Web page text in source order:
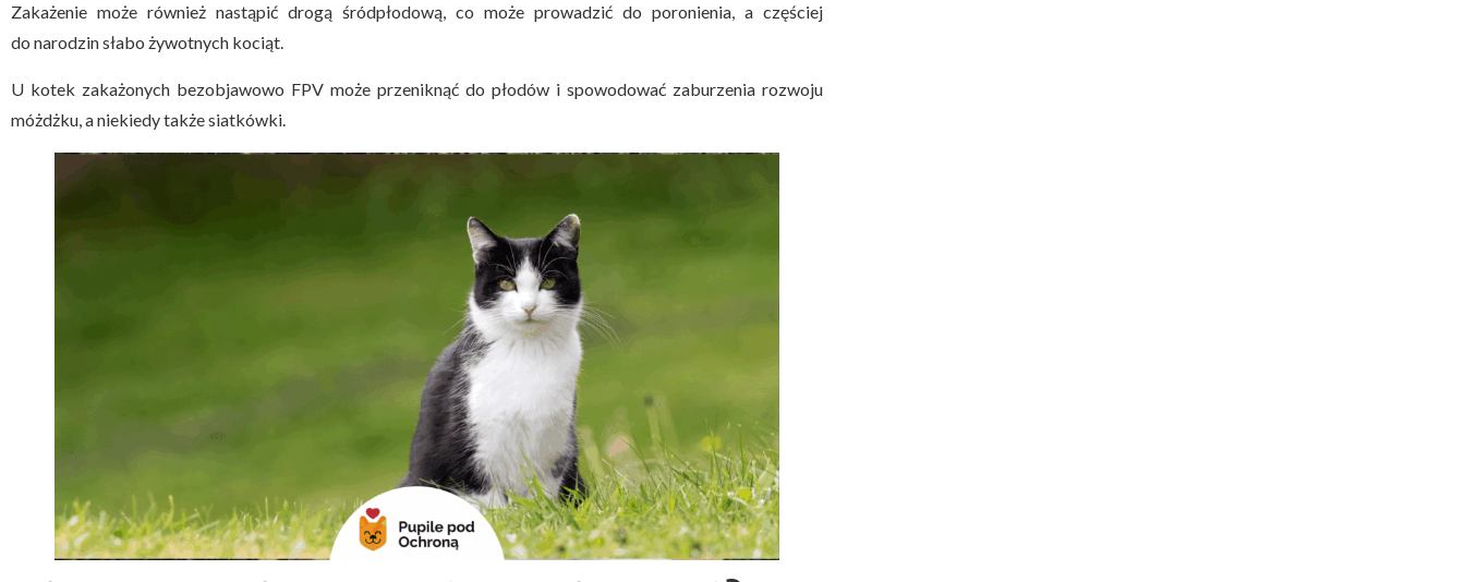
Zakażenie może również nastąpić drogą śródpłodową, co może prowadzić do poronienia, a częściej
do narodzin słabo żywotnych kociąt.
U kotek zakażonych bezobjawowo FPV może przeniknąć do płodów i spowodować zaburzenia rozwoju
móżdżku, a niekiedy także siatkówki.